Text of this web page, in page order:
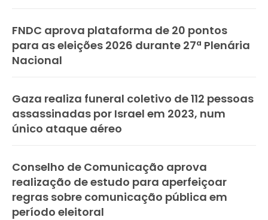
FNDC aprova plataforma de 20 pontos
para as eleições 2026 durante 27ª Plenária
Nacional
Gaza realiza funeral coletivo de 112 pessoas
assassinadas por Israel em 2023, num
único ataque aéreo
Conselho de Comunicação aprova
realização de estudo para aperfeiçoar
regras sobre comunicação pública em
período eleitoral